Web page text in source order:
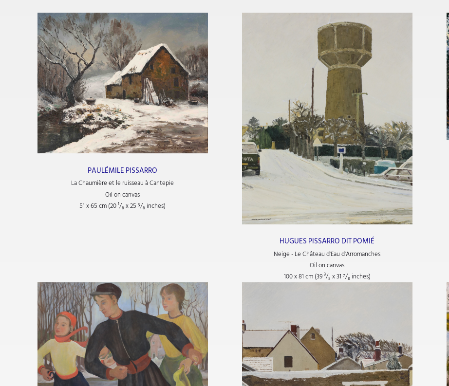
PAULÉMILE PISSARRO
La Chaumière et le ruisseau à Cantepie
Oil on canvas
51 x 65 cm (20¹/₈ x 25⁵/₈ inches)
HUGUES PISSARRO DIT POMIÉ
Neige - Le Château d'Eau d'Arromanches
Oil on canvas
100 x 81 cm (39³/₈ x 31 ⁷/₈ inches)